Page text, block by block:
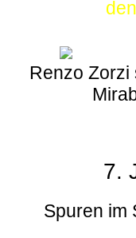
Renzo Zorzi
7.
Spuren im